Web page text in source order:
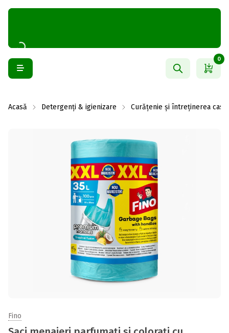
0
Acasă Detergenți & igienizare Curățenie și întreținerea casei
Fino